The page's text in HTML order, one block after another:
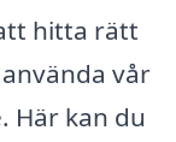
hitta rätt
vår
Här kan du